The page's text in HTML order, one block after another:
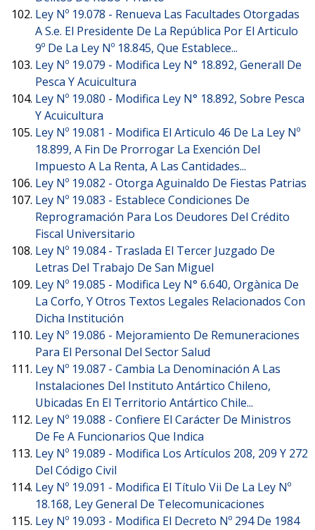
Ley Nº 19.078 - Renueva Las Facultades Otorgadas
A S.e. El Presidente De La República Por El Articulo
9º De La Ley Nº 18.845, Que Establece...
Ley Nº 19.079 - Modifica Ley N° 18.892, Generall De
Pesca Y Acuicultura
Ley Nº 19.080 - Modifica Ley N° 18.892, Sobre Pesca
Y Acuicultura
Ley Nº 19.081 - Modifica El Articulo 46 De La Ley Nº
18.899, A Fin De Prorrogar La Exención Del
Impuesto A La Renta, A Las Cantidades...
Ley Nº 19.082 - Otorga Aguinaldo De Fiestas Patrias
Ley Nº 19.083 - Establece Condiciones De
Reprogramación Para Los Deudores Del Crédito
Fiscal Universitario
Ley Nº 19.084 - Traslada El Tercer Juzgado De
Letras Del Trabajo De San Miguel
Ley Nº 19.085 - Modifica Ley N° 6.640, Orgànica De
La Corfo, Y Otros Textos Legales Relacionados Con
Dicha Institución
Ley Nº 19.086 - Mejoramiento De Remuneraciones
Para El Personal Del Sector Salud
Ley Nº 19.087 - Cambia La Denominación A Las
Instalaciones Del Instituto Antártico Chileno,
Ubicadas En El Territorio Antártico Chile...
Ley Nº 19.088 - Confiere El Carácter De Ministros
De Fe A Funcionarios Que Indica
Ley Nº 19.089 - Modifica Los Artículos 208, 209 Y 272
Del Código Civil
Ley Nº 19.091 - Modifica El Título Vii De La Ley Nº
18.168, Ley General De Telecomunicaciones
Ley Nº 19.093 - Modifica El Decreto Nº 294 De 1984